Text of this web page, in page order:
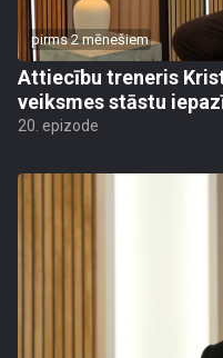
pirms 2 mēnešiem
Attiecību treneris
veiksmes stāstu
20. epizode